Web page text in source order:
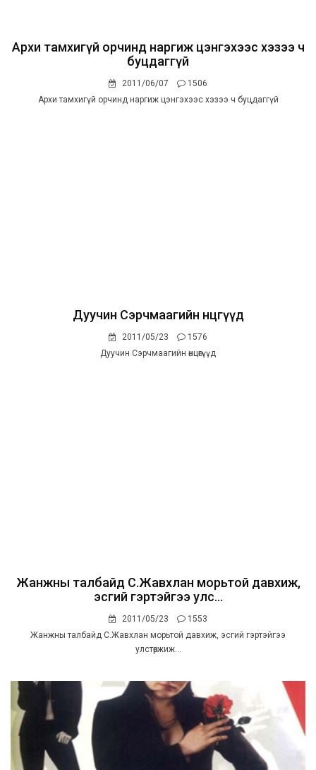
Архи тамхигүй орчинд наргиж цэнгэхээс хэзээ ч
буцдаггүй
2011/06/07
1506
Архи тамхигүй орчинд наргиж цэнгэхээс хэзээ ч буцдаггүй
Дуучин Сэрчмаагийн өнцөгүүд
2011/05/23
1576
Дуучин Сэрчмаагийн өнцөгүүд
Жанжны талбайд С.Жавхлан морьтой давхиж,
эсгий гэртэйгээ улс...
2011/05/23
1553
Жанжны талбайд С.Жавхлан морьтой давхиж, эсгий гэртэйгээ
улстөржиж...